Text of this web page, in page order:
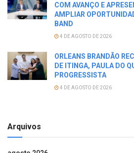
COM AVANÇO E
AMPLIAR
BAND
4 DE AGOSTO DE 2026
ORLEANS BRANDÃO
DE ITINGA, PAULA DO
PROGRESSISTA
4 DE AGOSTO DE 2026
Arquivos